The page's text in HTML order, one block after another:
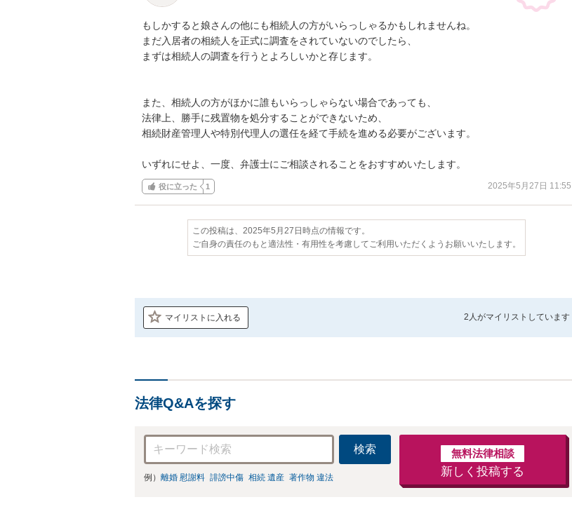
もしかすると娘さんの他にも相続人の方がいらっしゃるかもしれませんね。
まだ入居者の相続人を正式に調査をされていないのでしたら、
まずは相続人の調査を行うとよろしいかと存じます。
また、相続人の方がほかに誰もいらっしゃらない場合であっても、
法律上、勝手に残置物を処分することができないため、
相続財産管理人や特別代理人の選任を経て手続を進める必要がございます。
いずれにせよ、一度、弁護士にご相談されることをおすすめいたします。
役に立った 1 2025年5月27日 11:55
この投稿は、2025年5月27日時点の情報です。
ご自身の責任のもと適法性・有用性を考慮してご利用いただくようお願いいたします。
マイリストに入れる 2人がマイリストしています
法律Q&Aを探す
検索
例） 離婚 慰謝料 誹謗中傷 相続 遺産 著作物 違法
無料法律相談
新しく投稿する